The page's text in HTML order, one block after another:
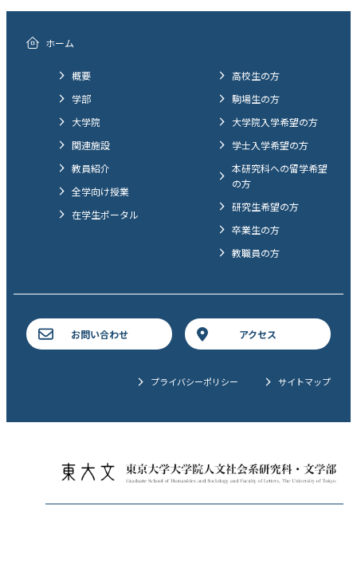
ホーム
概要
学部
大学院
関連施設
教員紹介
全学向け授業
在学生ポータル
高校生の方
駒場生の方
大学院入学希望の方
学士入学希望の方
本研究科への留学希望
の方
研究生希望の方
卒業生の方
教職員の方
お問い合わせ アクセス
プライバシーポリシー サイトマップ